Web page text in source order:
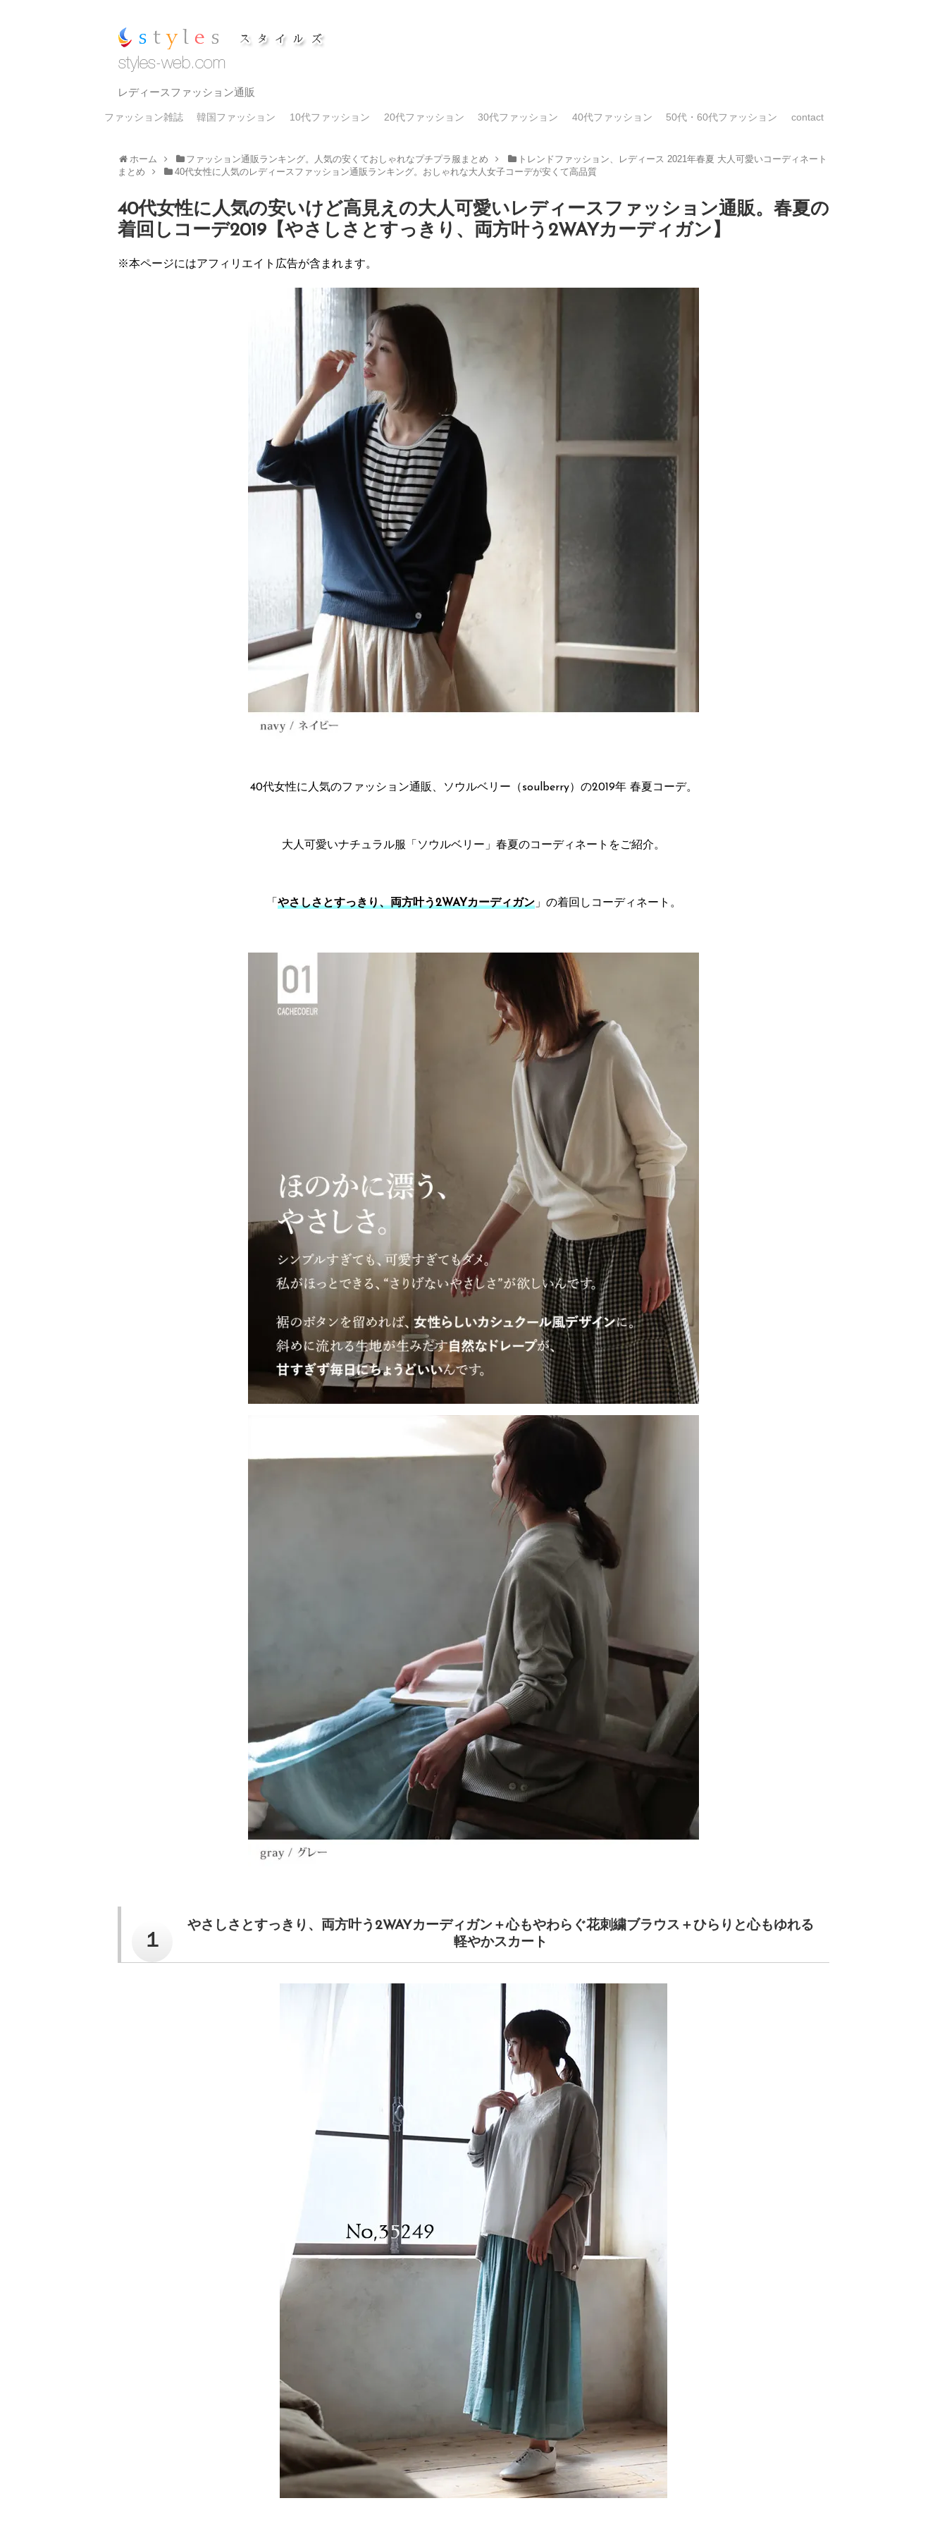
レディースファッション通販
ファッション雑誌 韓国ファッション 10代ファッション 20代ファッション 30代ファッション 40代ファッション 50代・60代ファッション contact
ホーム ファッション通販ランキング。人気の安くておしゃれなプチプラ服まとめ
トレンドファッション、レディース 2021年春夏 大人可愛いコーディネート
まとめ
40代女性に人気のレディースファッション通販ランキング。おしゃれな大人女子コーデが安くて高品質
40代女性に人気の安いけど高見えの大人可愛いレディースファッション通販。春夏の
着回しコーデ2019【やさしさとすっきり、両方叶う2WAYカーディガン】
※本ページにはアフィリエイト広告が含まれます。
40代女性に人気のファッション通販、ソウルベリー（soulberry）の2019年 春夏コーデ。
大人可愛いナチュラル服「ソウルベリー」春夏のコーディネートをご紹介。
「 やさしさとすっきり、両方叶う2WAYカーディガン」の着回しコーディネート。
１
やさしさとすっきり、両方叶う2WAYカーディガン＋心もやわらぐ花刺繍ブラウス＋ひらりと心もゆれる
軽やかスカート